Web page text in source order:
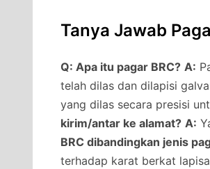
Tanya Jawab
Q: Apa itu pagar BRC? A:
telah dilas dan dilapisi
yang dilas secara presisi
kirim/antar ke alamat? A:
BRC dibandingkan jenis
terhadap karat berkat